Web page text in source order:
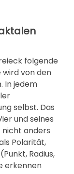
folgende
wird von den
In jedem
selbst. Das
und seines
nicht anders
Polarität,
Radius,
erkennen